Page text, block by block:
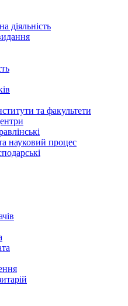
діяльність
та факультети
науковий процес